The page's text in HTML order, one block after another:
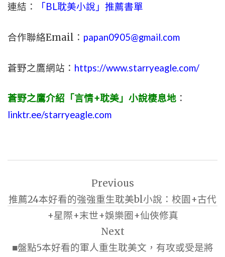
連結： 「BL耽美小說」推薦書單
合作聯絡Email： papan0905@gmail.com
蒼野之鷹網站： https://www.starryeagle.com/
蒼野之鷹介紹「言情+耽美」小說棲息地 ：
linktr.ee/starryeagle.com
導
Previous
推薦24本好看的強強重生耽美bl小說：校園+古代
+星際+末世+娛樂圈+仙俠修真
Next
■盤點5本好看的軍人重生耽美文，有攻或受是將